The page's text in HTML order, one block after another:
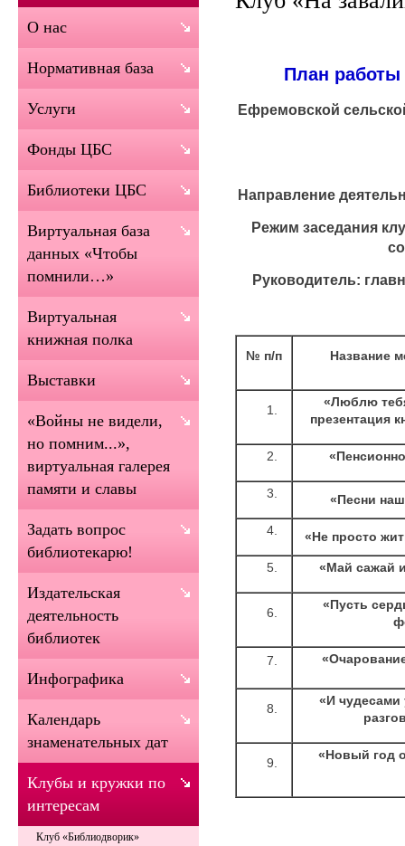
План работы
Ефремовской
Направление
Режим заседания
Руководитель:
№ п/п Название
«Люблю
презентация
«Песни
«Не просто
«Май сажай
«Пусть
«И чудесами
«Новый год
О нас
Нормативная база
Услуги
Фонды ЦБС
Библиотеки ЦБС
Виртуальная база
данных «Чтобы
помнили…»
Виртуальная
книжная полка
Выставки
«Войны не видели,
но помним...»,
виртуальная галерея
памяти и славы
Задать вопрос
библиотекарю!
Издательская
деятельность
библиотек
Инфографика
Календарь
знаменательных дат
Клубы и кружки по
интересам
Клуб «Библиодворик»